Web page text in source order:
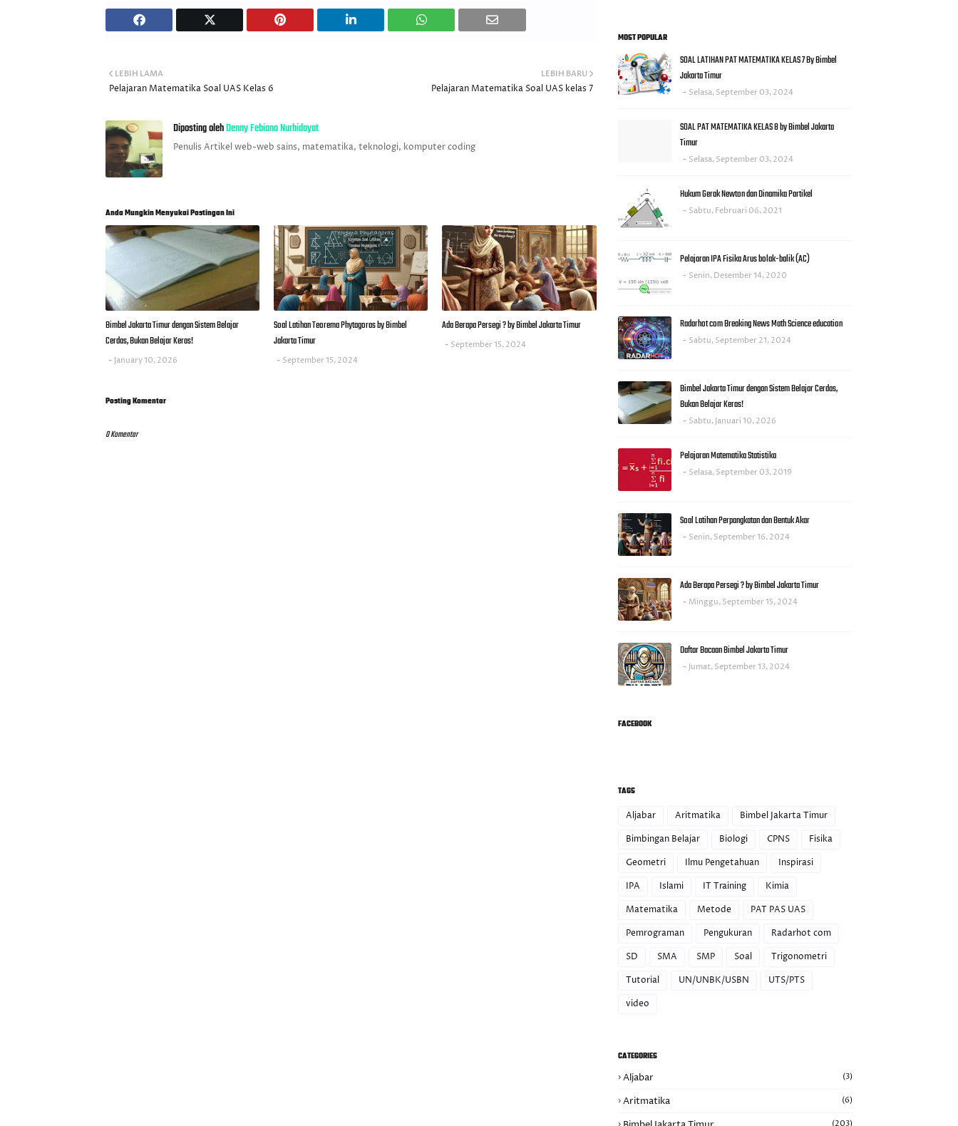
LEBIH BARU
Pelajaran Matematika Soal UAS kelas 7
LEBIH LAMA
Pelajaran Matematika Soal UAS Kelas 6
Diposting olehDenny Febiana Nurhidayat
Penulis Artikel web-web sains, matematika, teknologi, komputer coding
Anda Mungkin Menyukai Postingan Ini
Bimbel Jakarta Timur dengan Sistem Belajar
Cerdas, Bukan Belajar Keras!
January 10, 2026
Soal Latihan Teorema Phytagoras by Bimbel
Jakarta Timur
September 15, 2024
Ada Berapa Persegi ? by Bimbel Jakarta Timur
September 15, 2024
Posting Komentar
0 Komentar
MOST POPULAR
SOAL LATIHAN PAT MATEMATIKA KELAS 7 By Bimbel
Jakarta Timur
Selasa, September 03, 2024
SOAL PAT MATEMATIKA KELAS 8 by Bimbel Jakarta
Timur
Selasa, September 03, 2024
Hukum Gerak Newton dan Dinamika Partikel
Sabtu, Februari 06, 2021
Pelajaran IPA Fisika Arus bolak-balik (AC)
Senin, Desember 14, 2020
Radarhot com Breaking News Math Science education
Sabtu, September 21, 2024
Bimbel Jakarta Timur dengan Sistem Belajar Cerdas,
Bukan Belajar Keras!
Sabtu, Januari 10, 2026
Pelajaran Matematika Statistika
Selasa, September 03, 2019
Soal Latihan Perpangkatan dan Bentuk Akar
Senin, September 16, 2024
Ada Berapa Persegi ? by Bimbel Jakarta Timur
Minggu, September 15, 2024
Daftar Bacaan Bimbel Jakarta Timur
Jumat, September 13, 2024
FACEBOOK
TAGS
Aljabar
Aritmatika
Bimbel Jakarta Timur
Bimbingan Belajar
Biologi CPNS
Fisika
Geometri
Ilmu Pengetahuan
Inspirasi
IPA
Islami IT Training
Kimia
Matematika
Metode
PAT PAS UAS
Pemrograman
Pengukuran
Radarhot com
SD
SMA SMP Soal
Trigonometri
Tutorial
UN/UNBK/USBN
UTS/PTS
video
CATEGORIES
Aljabar (3)
Aritmatika (6)
(203)